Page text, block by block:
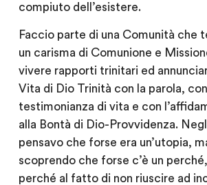
compiuto dell’esistere.
Faccio parte di una Comunità che
un carisma di Comunione e
vivere rapporti trinitari ed
Vita di Dio Trinità con la parola,
testimonianza di vita e con
alla Bontà di Dio-Provvidenza.
pensavo che forse era un’utopia,
scoprendo che forse c’è un
perché al fatto di non riuscire ad